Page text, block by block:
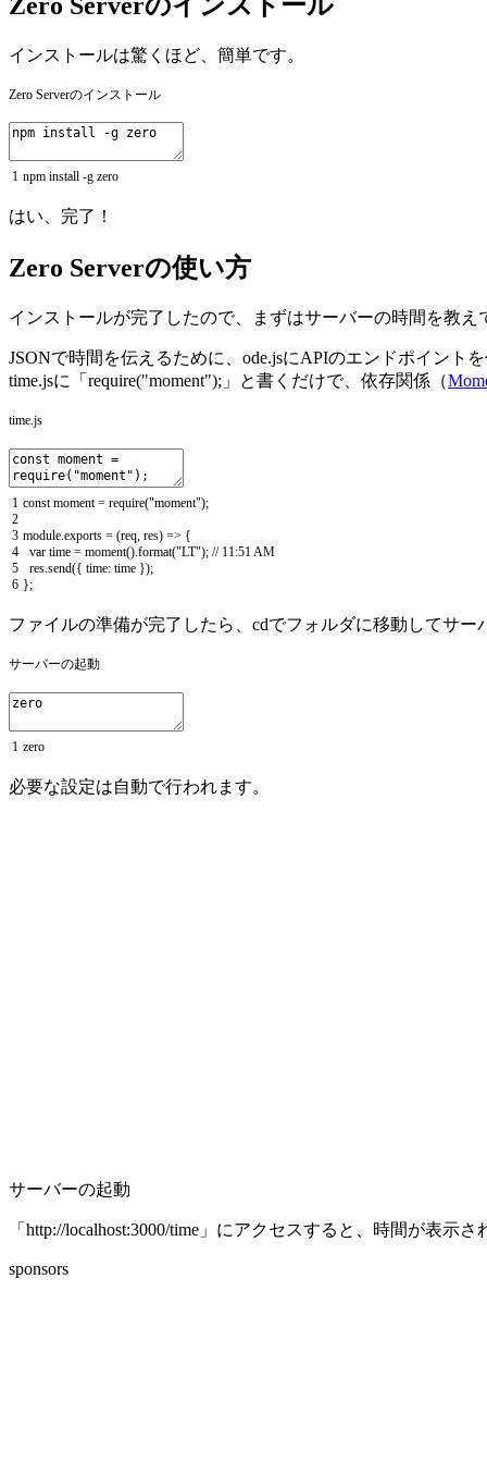
インストールは驚くほど、簡単です。
Zero Serverのインストール
1 npm install -g zero
はい、完了！
Zero Serverの使い方
インストールが完了したので、まずはサーバーの時間を教え
JSONで時間を伝えるために、ode.jsにAPIのエンドポイント
time.jsに「require("moment");」と書くだけで、依存関係（
time.js
1
2
3
4
5
6
const moment = require("moment");
module.exports = (req, res) => {
var time = moment().format("LT"); // 11:51 AM
res.send({ time: time });
};
ファイルの準備が完了したら、cdでフォルダに移動してサー
サーバーの起動
1 zero
必要な設定は自動で行われます。
サーバーの起動
「http://localhost:3000/time」にアクセスすると、時間が表示さ
sponsors